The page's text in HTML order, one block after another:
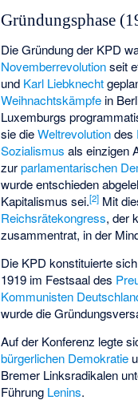
Gründungsphase
Die Gründung der KPD
Novemberrevolutionseit
und Karl Liebknecht
Weihnachtskämpfe in
Luxemburgs
sie dieWeltrevolutiondes
Sozialismus als einzigen
zurparlamentarischen
wurde entschieden
Kapitalismus sei.[2] Mit
Reichsrätekongress, der
zusammentrat, in der
Die KPD konstituierte
1919 im Festsaal des
Kommunisten
wurde die
Auf der Konferenz legte
bürgerlichen Demokratie
Bremer Linksradikalen
Führung Lenins.